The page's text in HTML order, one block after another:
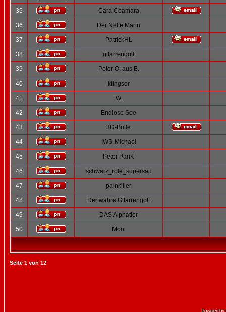
35 Cara Ceamara
36 Der Nette Mann
37 PatrickHL
38 gitarrengott
39 Peter O. aus B.
40 klingsor
41 W.
42 Endlose See
43 3D-Brille
44 IWS-Michael
45 Peter PanK
46 schwarz_rote_supersau
47 painkiller
48 Der wahre Gitarrengott
49 DAS Alphatier
50 Moni
Seite 1 von 12
Powered by